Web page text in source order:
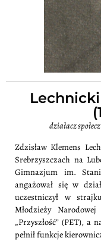
działacz
Zdzisław Klemens
Srebrzyszczach na
Gimnazjum im.
angażował się w
uczestniczył w
Młodzieży
„Przyszłość” (PET), a
pełnił funkcje